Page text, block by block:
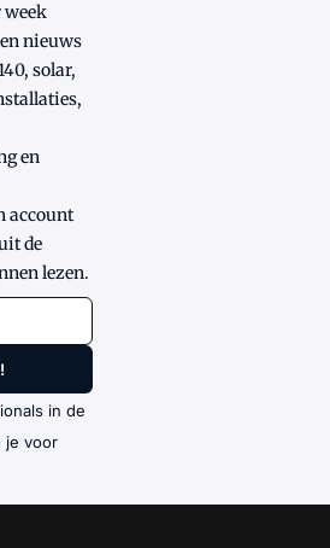
week
nieuws
solar,
en
account
de
lezen.
in de
je voor